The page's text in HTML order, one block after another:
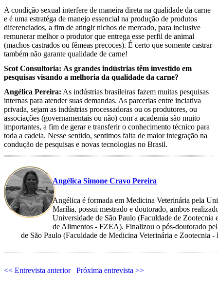
A condição sexual interfere de maneira direta na qualidade da carne
e é uma estratéga de manejo essencial na produção de produtos
diferenciados, a fim de atingir nichos de mercado, para inclusive
remunerar melhor o produtor que entrega esse perfil de animal
(machos castrados ou fêmeas precoces). É certo que somente castrar
também não garante qualidade de carne!
Scot Consultoria: As grandes indústrias têm investido em
pesquisas visando a melhoria da qualidade da carne?
Angélica Pereira: As indústrias brasileiras fazem muitas pesquisas
internas para atender suas demandas. As parcerias entre inciativa
privada, sejam as indústrias processadoras ou os produtores, ou
associações (governamentais ou não) com a academia são muito
importantes, a fim de gerar e transferir o conhecimento técnico para
toda a cadeia. Nesse sentido, sentimos falta de maior integração na
condução de pesquisas e novas tecnologias no Brasil.
Angélica Simone Cravo Pereira
Angélica é formada em Medicina Veterinária pela
Marília, possui mestrado e doutorado, ambos
Universidade de São Paulo (Faculdade de Zootecnia
de Alimentos - FZEA). Finalizou o pós-doutorado
de São Paulo (Faculdade de Medicina Veterinária e Zootecnia
<< Entrevista anterior Próxima entrevista >>